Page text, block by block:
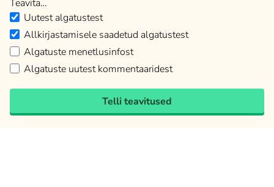
Teavita…
Uutest algatustest
Allkirjastamisele saadetud algatustest
Algatuste menetlusinfost
Algatuste uutest kommentaaridest
Telli teavitused